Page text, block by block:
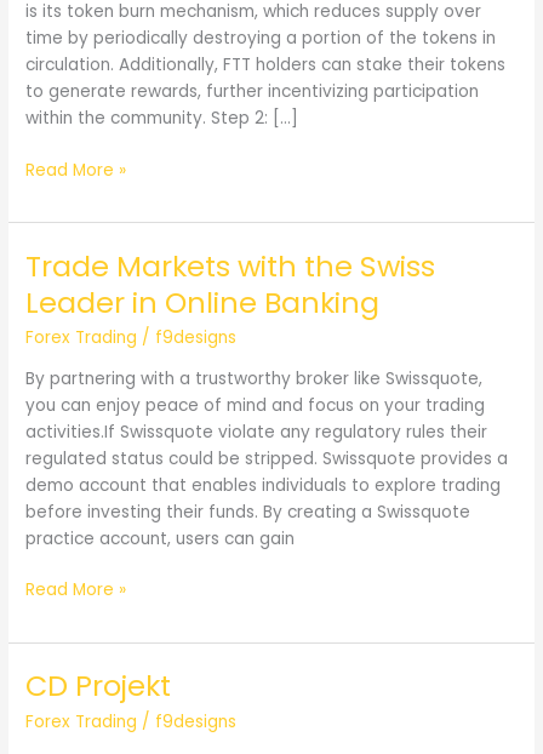
is its token burn mechanism, which reduces supply over
time by periodically destroying a portion of the tokens in
circulation. Additionally, FTT holders can stake their tokens
to generate rewards, further incentivizing participation
within the community. Step 2: […]
How
Buy
Token
FTT
with
Credit
or
Debit
Card
Read More »
Trade Markets with the Swiss
Leader in Online Banking
Forex Trading / f9designs
By partnering with a trustworthy broker like Swissquote,
you can enjoy peace of mind and focus on your trading
activities.If Swissquote violate any regulatory rules their
regulated status could be stripped. Swissquote provides a
demo account that enables individuals to explore trading
before investing their funds. By creating a Swissquote
practice account, users can gain
Trade
with
Swiss
Leader
Read More »
CD Projekt
Forex Trading / f9designs